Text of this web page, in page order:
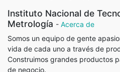
Instituto Nacional de
Metrología - Acerca de
Somos un equipo de gente
vida de cada uno a través de
Construimos grandes productos
de negocio.